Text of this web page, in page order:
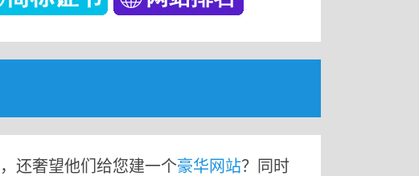
，还奢望他们给您建一个豪华网站？同时